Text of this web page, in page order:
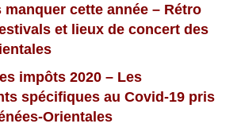
cette année – Rétro
et lieux de concert des
impôts 2020 – Les
spécifiques au Covid-19 pris
Orientales